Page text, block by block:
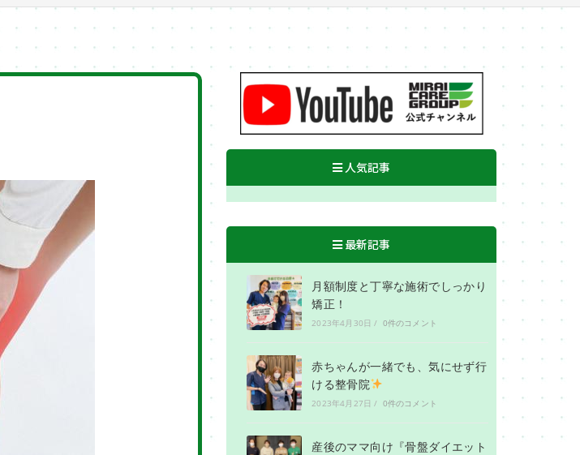
人気記事
最新記事
月額制度と丁寧な施術でしっかり
矯正！
2023年4月30日 / 0件のコメント
赤ちゃんが一緒でも、気にせず行
ける整骨院
2023年4月27日 / 0件のコメント
産後のママ向け『骨盤ダイエット